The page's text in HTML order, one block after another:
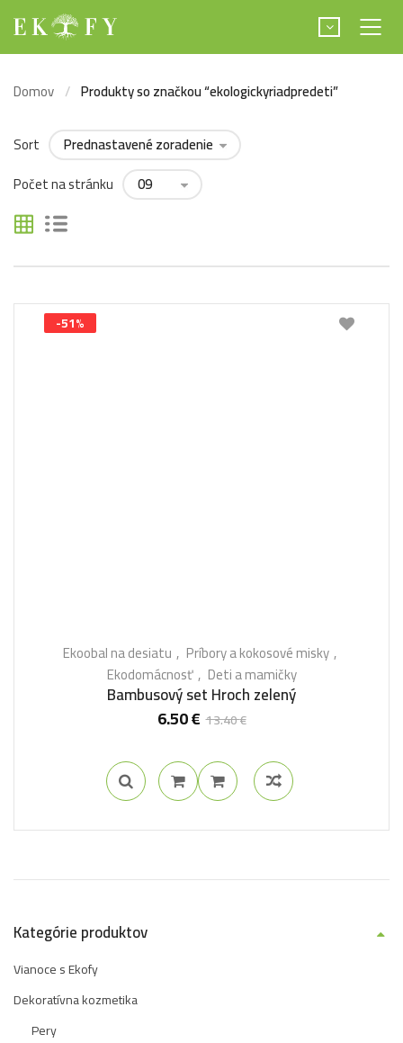
Domov Produkty so značkou “ekologickyriadpredeti”
Sort
Počet na stránku
-51%
Ekoobal na desiatu
Príbory a kokosové misky
Ekodomácnosť
Deti a mamičky
Bambusový set Hroch zelený
13.40€
6.50€
Kategórie produktov
Vianoce s Ekofy
Dekoratívna kozmetika
Pery